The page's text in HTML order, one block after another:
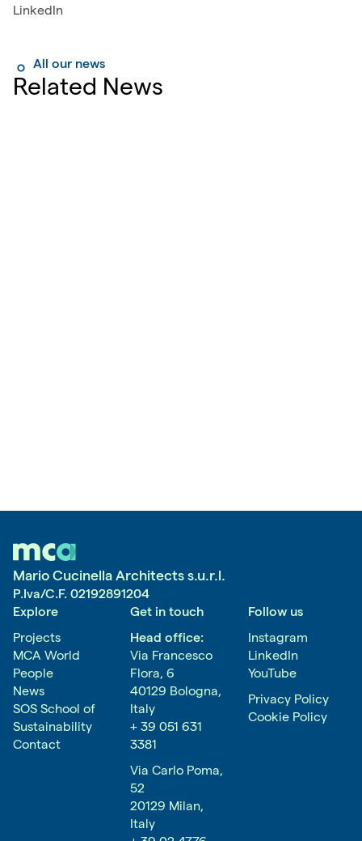
LinkedIn
Related News
All our news
Mario Cucinella Architects s.u.r.l.
P.Iva/C.F. 02192891204
Explore
Projects
MCA World
People
News
SOS School of
Sustainability
Contact
Get in touch
Head office:
Via Francesco
Flora, 6
40129 Bologna,
Italy
+ 39 051 631
3381
Via Carlo Poma,
52
20129 Milan,
Italy
Follow us
Instagram
LinkedIn
YouTube
Privacy Policy
Cookie Policy